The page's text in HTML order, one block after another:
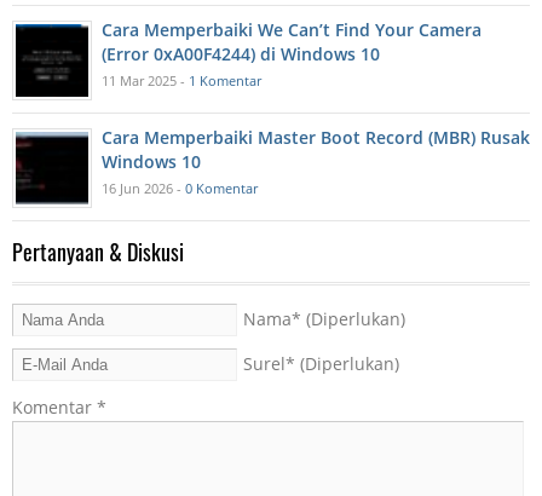
Cara Memperbaiki We Can’t Find Your Camera
(Error 0xA00F4244) di Windows 10
11 Mar 2025 - 1 Komentar
Cara Memperbaiki Master Boot Record (MBR) Rusak
Windows 10
16 Jun 2026 - 0 Komentar
Pertanyaan & Diskusi
Nama* (Diperlukan)
Surel* (Diperlukan)
Komentar *